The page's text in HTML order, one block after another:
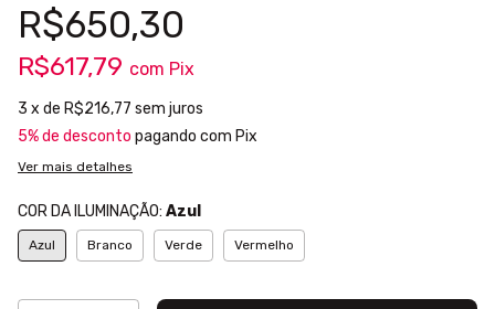
R$650,30
R$617,79 com Pix
3 x de R$216,77 sem juros
5% de desconto pagando com Pix
Ver mais detalhes
COR DA ILUMINAÇÃO: Azul
Azul Branco Verde Vermelho